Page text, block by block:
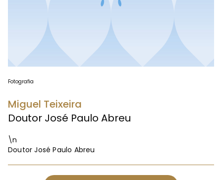
Fotografia
Miguel Teixeira
Doutor José Paulo Abreu
\n
Doutor José Paulo Abreu